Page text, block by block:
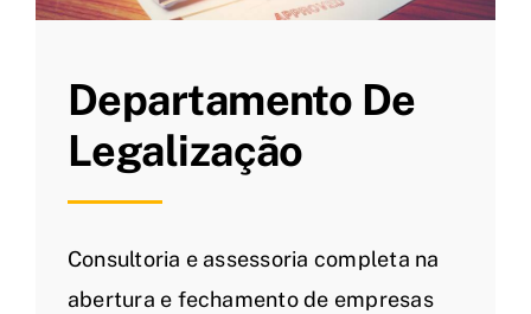
Departamento De
Legalização
Consultoria e assessoria completa na
abertura e fechamento de empresas